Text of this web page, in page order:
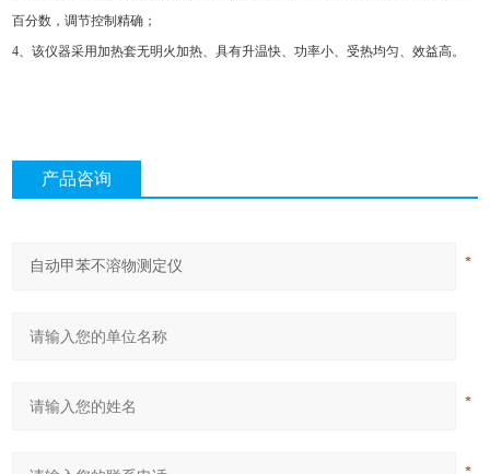
百分数，调节控制精确；
4、该仪器采用加热套无明火加热、具有升温快、功率小、受热均匀、效益高。
产品咨询